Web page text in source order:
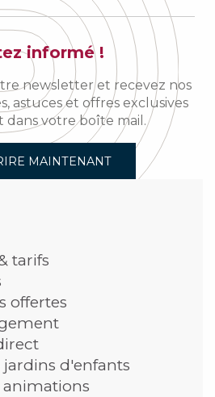
informé !
newsletter et recevez nos
astuces et offres exclusives
votre boîte mail.
MAINTENANT
tarifs
offertes
jardins d'enfants
animations